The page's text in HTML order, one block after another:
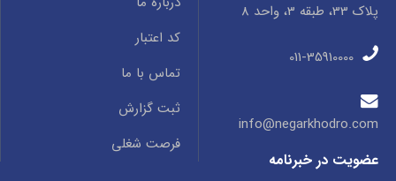
پلاک 33، طبقه 3، واحد 8
info@negarkhodro.com
کد اعتبار
تماس با ما
ثبت گزارش
فرصت شغلی
عضویت در خبرنامه